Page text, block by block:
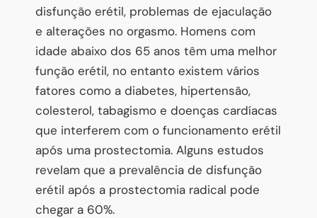
disfunção erétil, problemas de ejaculação
e alterações no orgasmo. Homens com
idade abaixo dos 65 anos têm uma melhor
função erétil, no entanto existem vários
fatores como a diabetes, hipertensão,
colesterol, tabagismo e doenças cardíacas
que interferem com o funcionamento erétil
após uma prostectomia. Alguns estudos
revelam que a prevalência de disfunção
erétil após a prostectomia radical pode
chegar a 60%.